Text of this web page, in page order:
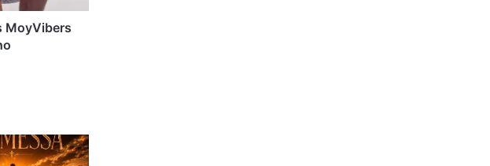
MoyVibers